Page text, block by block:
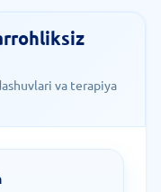
Davolash
tarzini to'g'irlashni
qiladi.va terapiya